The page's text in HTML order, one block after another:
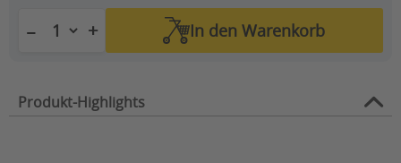
− + In den Warenkorb
Produkt-Highlights